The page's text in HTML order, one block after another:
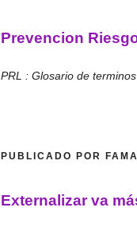
Prevencion
PRL : Glosario de terminos
PUBLICADO POR
Externalizar va